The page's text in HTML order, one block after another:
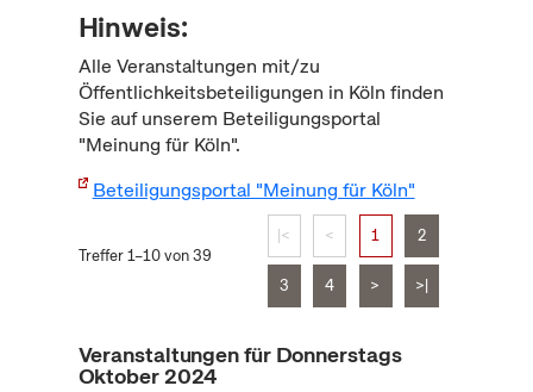
Hinweis:
Alle Veranstaltungen mit/zu
Öffentlichkeitsbeteiligungen in Köln finden
Sie auf unserem Beteiligungsportal
"Meinung für Köln".
Beteiligungsportal "Meinung für Köln"
Treffer 1–10 von 39
|< < 1 2
3 4 > >|
Veranstaltungen für Donnerstags
Oktober 2024